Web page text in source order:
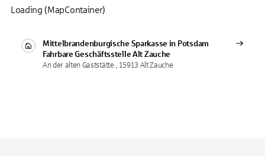
Mittelbrandenburgische Sparkasse in Potsdam
Fahrbare Geschäftsstelle Alt Zauche
An der alten Gaststätte , 15913 Alt Zauche
Loading (MapContainer)